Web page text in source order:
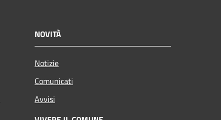
NOVITÀ
Notizie
Comunicati
Avvisi